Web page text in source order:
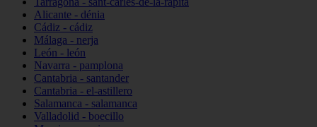
Alicante - dénia
Cádiz - cádiz
Málaga - nerja
León - león
Navarra - pamplona
Cantabria - santander
Cantabria - el-astillero
Salamanca - salamanca
Valladolid - boecillo